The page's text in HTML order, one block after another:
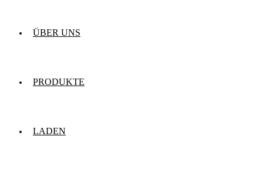
ÜBER UNS
PRODUKTE
LADEN